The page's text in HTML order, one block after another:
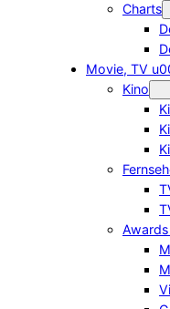
Charts
Movie, TV
Kino